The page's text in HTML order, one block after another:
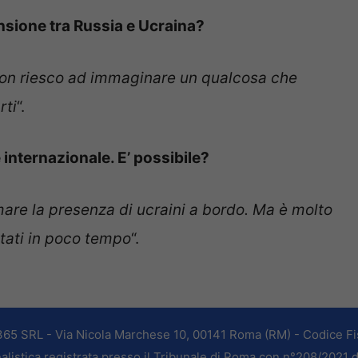
tra Russia e Ucraina?
riesco ad immaginare un qualcosa che
“.
E’ possibile?
la presenza di ucraini a bordo. Ma è molto
in poco tempo“.
SRL - Via Nicola Marchese 10, 00141 Roma (RM) - Codice